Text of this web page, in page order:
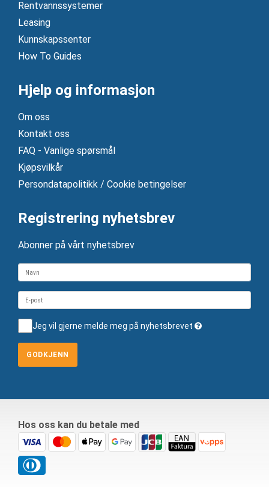
Rentvannssystemer
Leasing
Kunnskapssenter
How To Guides
Hjelp og informasjon
Om oss
Kontakt oss
FAQ - Vanlige spørsmål
Kjøpsvilkår
Persondatapolitikk / Cookie betingelser
Registrering nyhetsbrev
Abonner på vårt nyhetsbrev
Jeg vil gjerne melde meg på nyhetsbrevet
GODKJENN
Hos oss kan du betale med